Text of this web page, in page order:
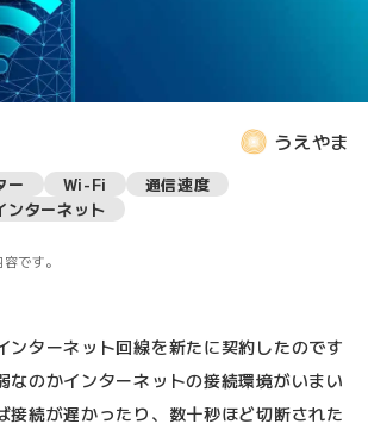
うえやま
ー Wi-Fi
通信速度
ンターネット
です。
ンターネット回線を新たに契約したのです
なのかインターネットの接続環境がいまい
接続が遅かったり、数十秒ほど切断された